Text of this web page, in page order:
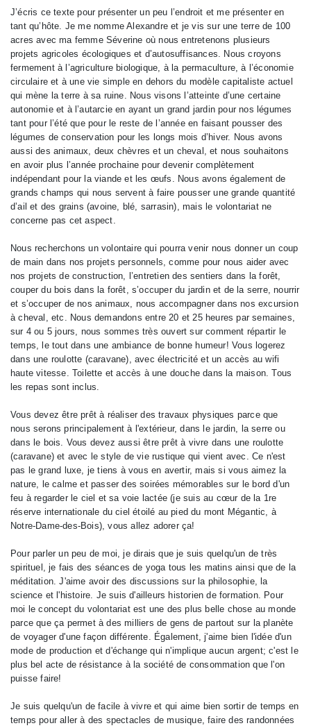
J’écris ce texte pour présenter un peu l’endroit et me présenter en
tant qu’hôte. Je me nomme Alexandre et je vis sur une terre de 100
acres avec ma femme Séverine où nous entretenons plusieurs
projets agricoles écologiques et d’autosuffisances. Nous croyons
fermement à l’agriculture biologique, à la permaculture, à l’économie
circulaire et à une vie simple en dehors du modèle capitaliste actuel
qui mène la terre à sa ruine. Nous visons l’atteinte d’une certaine
autonomie et à l’autarcie en ayant un grand jardin pour nos légumes
tant pour l’été que pour le reste de l’année en faisant pousser des
légumes de conservation pour les longs mois d’hiver. Nous avons
aussi des animaux, deux chèvres et un cheval, et nous souhaitons
en avoir plus l’année prochaine pour devenir complètement
indépendant pour la viande et les œufs. Nous avons également de
grands champs qui nous servent à faire pousser une grande quantité
d’ail et des grains (avoine, blé, sarrasin), mais le volontariat ne
concerne pas cet aspect.
Nous recherchons un volontaire qui pourra venir nous donner un coup
de main dans nos projets personnels, comme pour nous aider avec
nos projets de construction, l’entretien des sentiers dans la forêt,
couper du bois dans la forêt, s’occuper du jardin et de la serre, nourrir
et s’occuper de nos animaux, nous accompagner dans nos excursion
à cheval, etc. Nous demandons entre 20 et 25 heures par semaines,
sur 4 ou 5 jours, nous sommes très ouvert sur comment répartir le
temps, le tout dans une ambiance de bonne humeur! Vous logerez
dans une roulotte (caravane), avec électricité et un accès au wifi
haute vitesse. Toilette et accès à une douche dans la maison. Tous
les repas sont inclus.
Vous devez être prêt à réaliser des travaux physiques parce que
nous serons principalement à l'extérieur, dans le jardin, la serre ou
dans le bois. Vous devez aussi être prêt à vivre dans une roulotte
(caravane) et avec le style de vie rustique qui vient avec. Ce n'est
pas le grand luxe, je tiens à vous en avertir, mais si vous aimez la
nature, le calme et passer des soirées mémorables sur le bord d'un
feu à regarder le ciel et sa voie lactée (je suis au cœur de la 1re
réserve internationale du ciel étoilé au pied du mont Mégantic, à
Notre-Dame-des-Bois), vous allez adorer ça!
Pour parler un peu de moi, je dirais que je suis quelqu'un de très
spirituel, je fais des séances de yoga tous les matins ainsi que de la
méditation. J'aime avoir des discussions sur la philosophie, la
science et l'histoire. Je suis d'ailleurs historien de formation. Pour
moi le concept du volontariat est une des plus belle chose au monde
parce que ça permet à des milliers de gens de partout sur la planète
de voyager d'une façon différente. Également, j'aime bien l'idée d'un
mode de production et d'échange qui n'implique aucun argent; c'est le
plus bel acte de résistance à la société de consommation que l'on
puisse faire!
Je suis quelqu'un de facile à vivre et qui aime bien sortir de temps en
temps pour aller à des spectacles de musique, faire des randonnées